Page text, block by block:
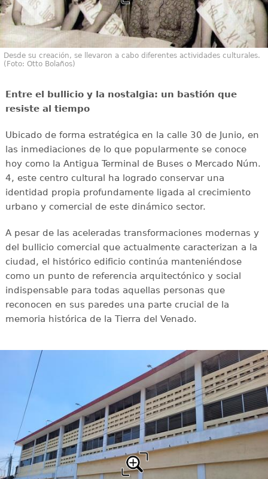
Desde su creación, se llevaron a cabo diferentes actividades culturales.
(Foto: Otto Bolaños)
Entre el bullicio y la nostalgia: un bastión que
resiste al tiempo
Ubicado de forma estratégica en la calle 30 de Junio, en
las inmediaciones de lo que popularmente se conoce
hoy como la Antigua Terminal de Buses o Mercado Núm.
4, este centro cultural ha logrado conservar una
identidad propia profundamente ligada al crecimiento
urbano y comercial de este dinámico sector.
A pesar de las aceleradas transformaciones modernas y
del bullicio comercial que actualmente caracterizan a la
ciudad, el histórico edificio continúa manteniéndose
como un punto de referencia arquitectónico y social
indispensable para todas aquellas personas que
reconocen en sus paredes una parte crucial de la
memoria histórica de la Tierra del Venado.